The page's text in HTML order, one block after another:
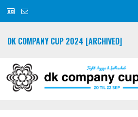
DK COMPANY CUP 2024 [ARCHIVED]